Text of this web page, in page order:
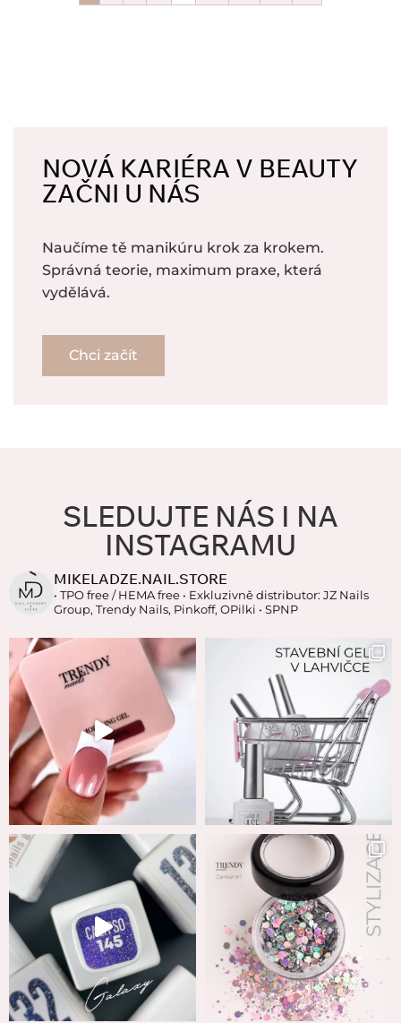
NOVÁ KARIÉRA V BEAUTY
ZAČNI U NÁS
Naučíme tě manikúru krok za krokem.
Správná teorie, maximum praxe, která
vydělává.
Chci začít
SLEDUJTE NÁS I NA
INSTAGRAMU
MIKELADZE.NAIL.STORE
• TPO free / HEMA free • Exkluzivně distributor: JZ Nails
Group, Trendy Nails, Pinkoff, OPilki • SPNP